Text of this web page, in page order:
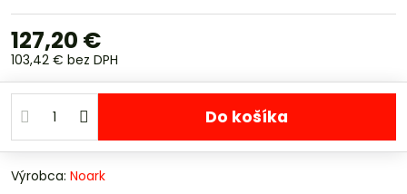
127,20 €
103,42 € bez DPH
Do košíka
Výrobca: Noark